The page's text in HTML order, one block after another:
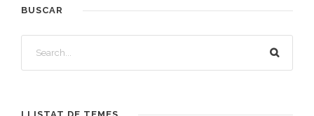
BUSCAR